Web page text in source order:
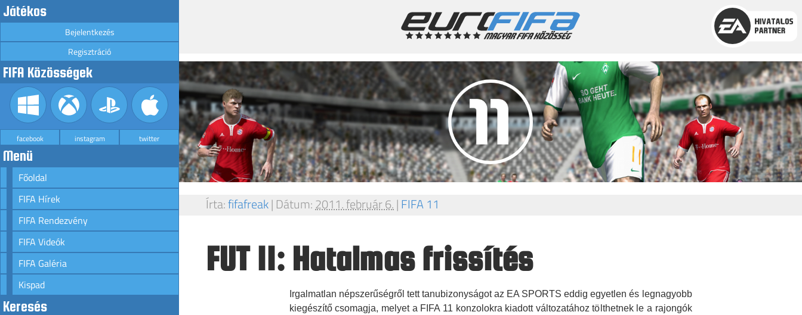
Játékos
Bejelentkezés
Regisztráció
FIFA Közösségek
facebook instagram twitter
Menü
Főoldal
FIFA Hírek
FIFA Rendezvény
FIFA Videók
FIFA Galéria
Kispad
Keresés
Írta:fifafreak| Dátum:2011. február 6.|FIFA 11
FUT 11: Hatalmas frissítés
Irgalmatlan népszerűségről tett tanubizonyságot az EA SPORTS eddig egyetlen és legnagyobb
kiegészítő csomagja, melyet a FIFA 11 konzolokra kiadott változatához tölthetnek le a rajongók